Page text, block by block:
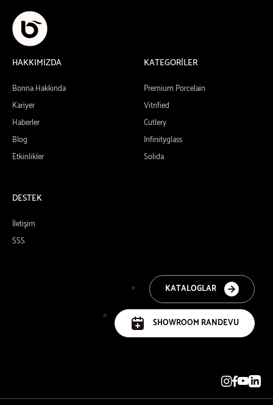
HAKKIMIZDA
Bonna Hakkında
Kariyer
Haberler
Blog
Etkinlikler
KATEGORİLER
Premium Porcelain
Vitrified
Cutlery
Infinityglass
Solida
DESTEK
İletişim
SSS
KATALOGLAR
SHOWROOM RANDEVU